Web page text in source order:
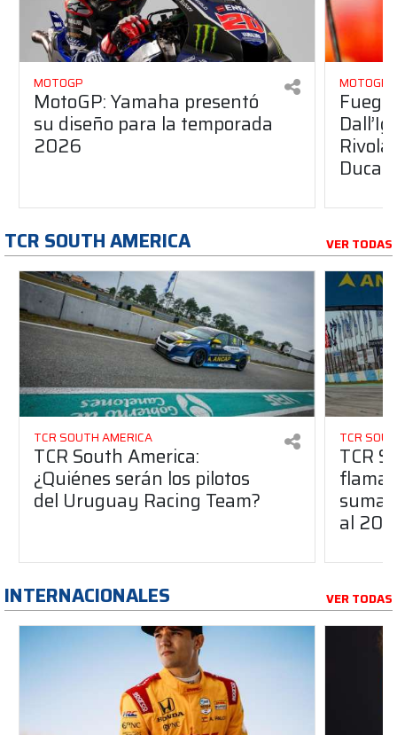
MOTOGP
MotoGP: Yamaha presentó
su diseño para la temporada
2026
MOTOGP
Ducati
TCR SOUTH AMERICA VER TODAS
TCR SOUTH AMERICA
TCR South America:
¿Quiénes serán los pilotos
del Uruguay Racing Team?
TCR
TCR
suma
al
INTERNACIONALES VER TODAS